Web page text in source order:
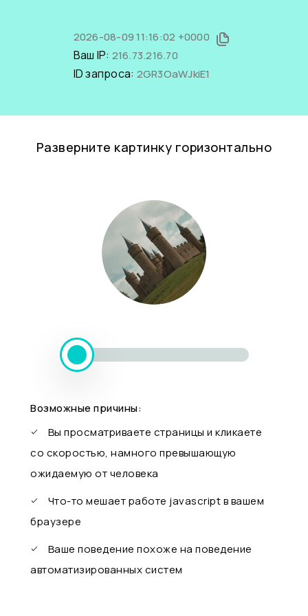
2026-08-09 11:16:02 +0000
Ваш IP: 216.73.216.70
ID запроса: 2GR3OaWJkiE1
Разверните картинку горизонтально
Возможные причины:
Вы просматриваете страницы и кликаете
со скоростью, намного превышающую
ожидаемую от человека
Что-то мешает работе javascript в вашем
браузере
Ваше поведение похоже на поведение
автоматизированных систем